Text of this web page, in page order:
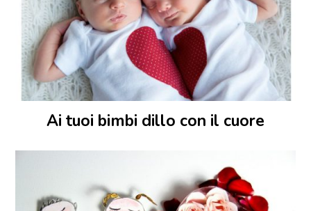
Ai tuoi bimbi dillo con il cuore